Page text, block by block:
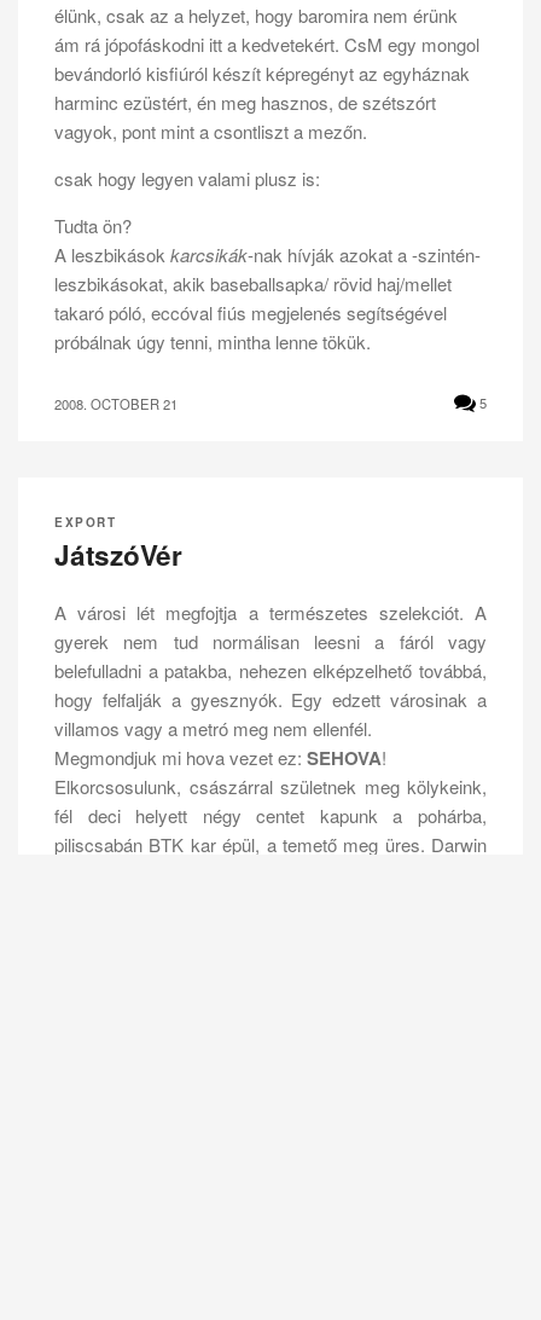
élünk, csak az a helyzet, hogy baromira nem érünk
ám rá jópofáskodni itt a kedvetekért. CsM egy mongol
bevándorló kisfiúról készít képregényt az egyháznak
harminc ezüstért, én meg hasznos, de szétszórt
vagyok, pont mint a csontliszt a mezőn.
csak hogy legyen valami plusz is:
Tudta ön?
A leszbikások karcsikák-nak hívják azokat a -szintén-
leszbikásokat, akik baseballsapka/ rövid haj/mellet
takaró póló, eccóval fiús megjelenés segítségével
próbálnak úgy tenni, mintha lenne tökük.
2008. OCTOBER 21 5
EXPORT
JátszóVér
A városi lét megfojtja a természetes szelekciót. A
gyerek nem tud normálisan leesni a fáról vagy
belefulladni a patakba, nehezen elképzelhető továbbá,
hogy felfalják a gyesznyók. Egy edzett városinak a
villamos vagy a metró meg nem ellenfél.
Megmondjuk mi hova vezet ez: SEHOVA!
Elkorcsosulunk, császárral születnek meg kölykeink,
fél deci helyett négy centet kapunk a pohárba,
piliscsabán BTK kar épül, a temető meg üres. Darwin